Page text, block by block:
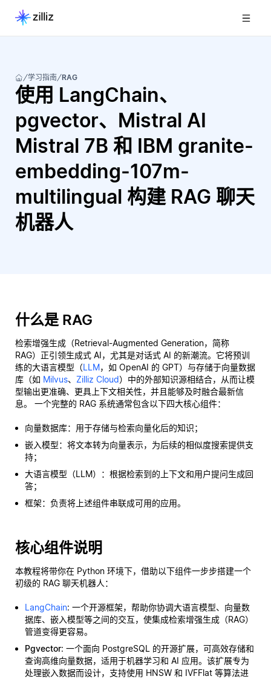
学习指南 RAG
使用 LangChain、
pgvector、Mistral AI
Mistral 7B 和 IBM granite-
embedding-107m-
multilingual 构建 RAG 聊天
机器人
什么是 RAG
检索增强生成（Retrieval-Augmented Generation，简称
RAG）正引领生成式 AI，尤其是对话式 AI 的新潮流。它将预训
练的大语言模型（LLM，如 OpenAI 的 GPT）与存储于向量数据
库（如 Milvus、 Zilliz Cloud）中的外部知识源相结合，从而让模
型输出更准确、更具上下文相关性，并且能够及时融合最新信
息。 一个完整的 RAG 系统通常包含以下四大核心组件：
向量数据库：用于存储与检索向量化后的知识；
嵌入模型：将文本转为向量表示，为后续的相似度搜索提供支
持；
大语言模型（LLM）：根据检索到的上下文和用户提问生成回
答；
框架：负责将上述组件串联成可用的应用。
核心组件说明
本教程将带你在 Python 环境下，借助以下组件一步步搭建一个
初级的 RAG 聊天机器人：
LangChain: 一个开源框架，帮助你协调大语言模型、向量数
据库、嵌入模型等之间的交互，使集成检索增强生成（RAG）
管道变得更容易。
Pgvector: 一个面向 PostgreSQL 的开源扩展，可高效存储和
查询高维向量数据，适用于机器学习和 AI 应用。该扩展专为
处理嵌入数据而设计，支持使用 HNSW 和 IVFFlat 等算法进